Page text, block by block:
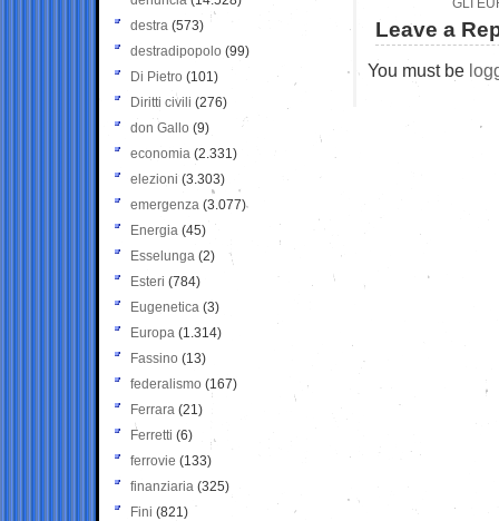
GLI
Leave a
You must be
destra (573)
destradipopolo (99)
Di Pietro (101)
Diritti civili (276)
don Gallo (9)
economia (2.331)
elezioni (3.303)
emergenza (3.077)
Energia (45)
Esselunga (2)
Esteri (784)
Eugenetica (3)
Europa (1.314)
Fassino (13)
federalismo (167)
Ferrara (21)
Ferretti (6)
ferrovie (133)
finanziaria (325)
Fini (821)